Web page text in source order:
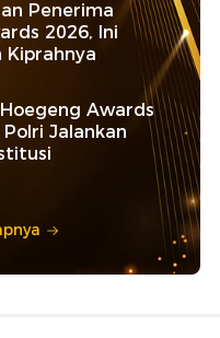
Penerima
2026, Ini
Kiprahnya
Hoegeng Awards
Jalankan